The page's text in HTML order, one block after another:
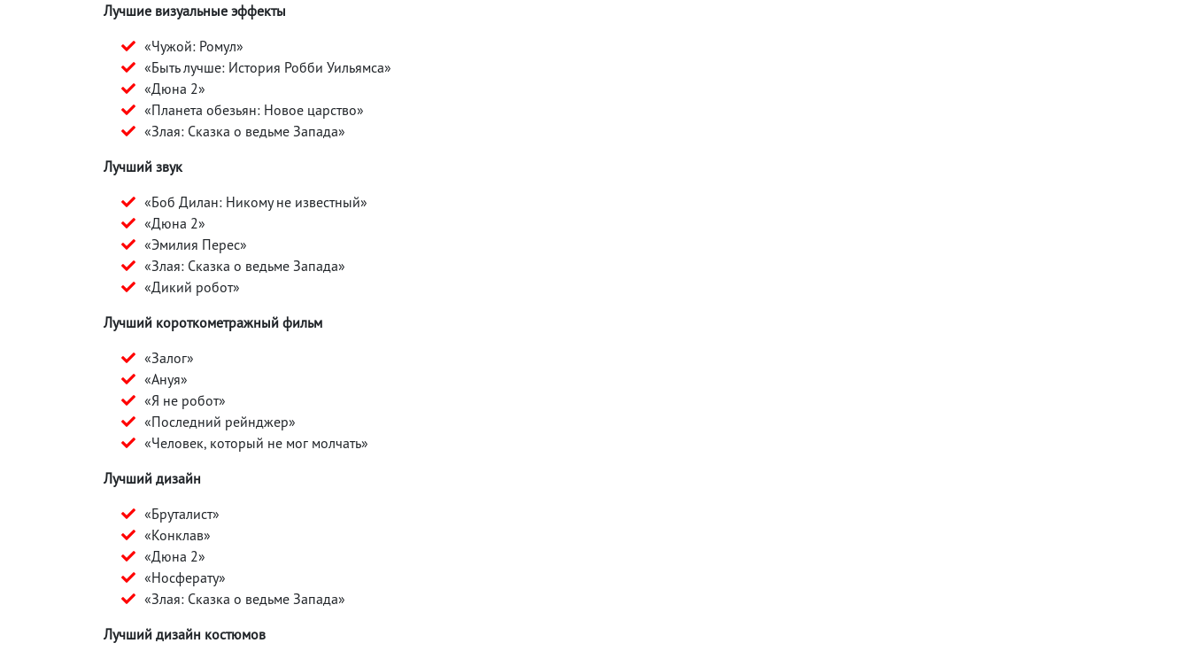
Лучшие визуальные эффекты
«Чужой: Ромул»
«Быть лучше: История Робби Уильямса»
«Дюна 2»
«Планета обезьян: Новое царство»
«Злая: Сказка о ведьме Запада»
Лучший звук
«Боб Дилан: Никому не известный»
«Дюна 2»
«Эмилия Перес»
«Злая: Сказка о ведьме Запада»
«Дикий робот»
Лучший короткометражный фильм
«Залог»
«Ануя»
«Я не робот»
«Последний рейнджер»
«Человек, который не мог молчать»
Лучший дизайн
«Бруталист»
«Конклав»
«Дюна 2»
«Носферату»
«Злая: Сказка о ведьме Запада»
Лучший дизайн костюмов